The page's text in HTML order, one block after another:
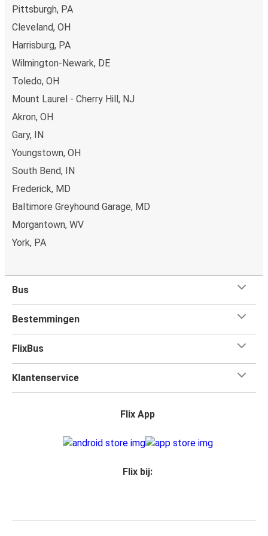
Pittsburgh, PA
Cleveland, OH
Harrisburg, PA
Wilmington-Newark, DE
Toledo, OH
Mount Laurel - Cherry Hill, NJ
Akron, OH
Gary, IN
Youngstown, OH
South Bend, IN
Frederick, MD
Baltimore Greyhound Garage, MD
Morgantown, WV
York, PA
Bus
Bestemmingen
FlixBus
Klantenservice
Flix App
Flix bij: